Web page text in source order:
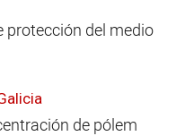
protección del medio
de pólem